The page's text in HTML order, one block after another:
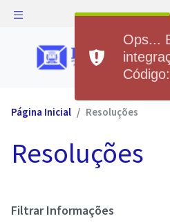
Página Inicial Resoluções
Resoluções
Filtrar Informações
Ops...